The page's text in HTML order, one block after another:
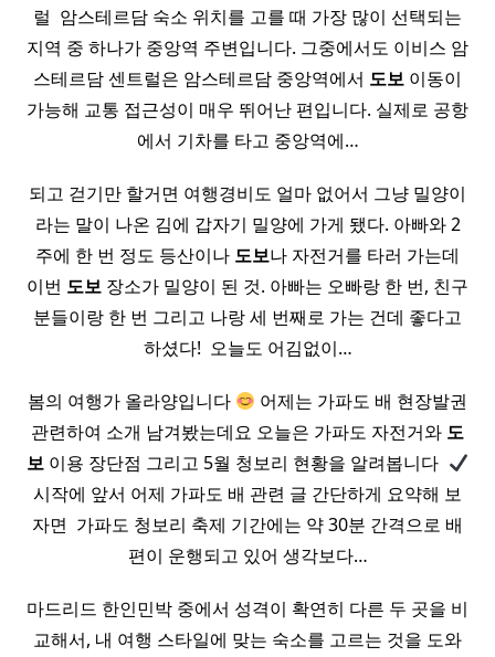
럴 ​ 암스테르담 숙소 위치를 고를 때 가장 많이 선택되는
지역 중 하나가 중앙역 주변입니다. 그중에서도 이비스 암
스테르담 센트럴은 암스테르담 중앙역에서 도보 이동이
가능해 교통 접근성이 매우 뛰어난 편입니다. 실제로 공항
에서 기차를 타고 중앙역에…
되고 걷기만 할거면 여행경비도 얼마 없어서 그냥 밀양이
라는 말이 나온 김에 갑자기 밀양에 가게 됐다. 아빠와 2
주에 한 번 정도 등산이나 도보나 자전거를 타러 가는데
이번 도보 장소가 밀양이 된 것. 아빠는 오빠랑 한 번, 친구
분들이랑 한 번 그리고 나랑 세 번째로 가는 건데 좋다고
하셨다! ​ 오늘도 어김없이…
봄의 여행가 올라양입니다
어제는 가파도 배 현장발권
관련하여 소개 남겨봤는데요 오늘은 가파도 자전거와 도
보 이용 장단점 그리고 5월 청보리 현황을 알려봅니다 ​
시작에 앞서 어제 가파도 배 관련 글 간단하게 요약해 보
자면 ​ 가파도 청보리 축제 기간에는 약 30분 간격으로 배
편이 운행되고 있어 생각보다…
마드리드 한인민박 중에서 성격이 확연히 다른 두 곳을 비
교해서, 내 여행 스타일에 맞는 숙소를 고르는 것을 도와